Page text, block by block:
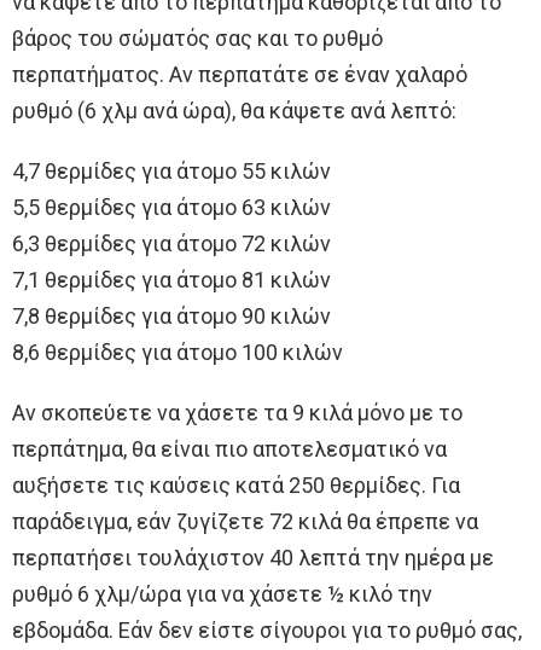
βάρος του σώματός σας και το ρυθμό
περπατήματος. Αν περπατάτε σε έναν χαλαρό
ρυθμό (6 χλμ ανά ώρα), θα κάψετε ανά λεπτό:
4,7 θερμίδες για άτομο 55 κιλών
5,5 θερμίδες για άτομο 63 κιλών
6,3 θερμίδες για άτομο 72 κιλών
7,1 θερμίδες για άτομο 81 κιλών
7,8 θερμίδες για άτομο 90 κιλών
8,6 θερμίδες για άτομο 100 κιλών
Αν σκοπεύετε να χάσετε τα 9 κιλά μόνο με το
περπάτημα, θα είναι πιο αποτελεσματικό να
αυξήσετε τις καύσεις κατά 250 θερμίδες. Για
παράδειγμα, εάν ζυγίζετε 72 κιλά θα έπρεπε να
περπατήσει τουλάχιστον 40 λεπτά την ημέρα με
ρυθμό 6 χλμ/ώρα για να χάσετε ½ κιλό την
εβδομάδα. Εάν δεν είστε σίγουροι για το ρυθμό σας,